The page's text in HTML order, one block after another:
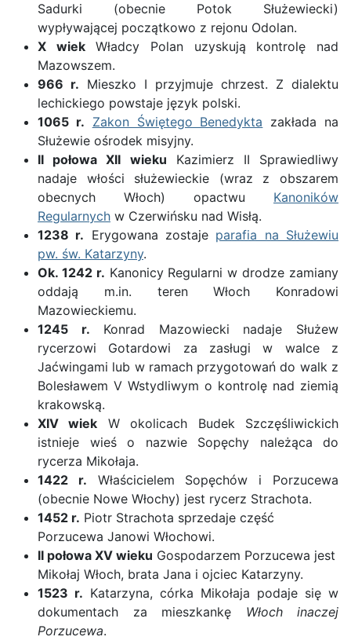
Sadurki (obecnie Potok Służewiecki)
wypływającej początkowo z rejonu Odolan.
X wiekWładcy Polan uzyskują kontrolę nad
Mazowszem.
966 r. Mieszko I przyjmuje chrzest. Z dialektu
lechickiego powstaje język polski.
1065 r. Zakon Świętego Benedykta zakłada na
Służewie ośrodek misyjny.
II połowa XII wieku Kazimierz II Sprawiedliwy
nadaje włości służewieckie (wraz z obszarem
obecnych Włoch) opactwu Kanoników
Regularnych w Czerwińsku nad Wisłą.
1238 r. Erygowana zostaje parafia na Służewiu
pw. św. Katarzyny.
Ok. 1242 r. Kanonicy Regularni w drodze zamiany
oddają m.in. teren Włoch Konradowi
Mazowieckiemu.
1245 r. Konrad Mazowiecki nadaje Służew
rycerzowi Gotardowi za zasługi w walce z
Jaćwingami lub w ramach przygotowań do walk z
Bolesławem V Wstydliwym o kontrolę nad ziemią
krakowską.
XIV wiek W okolicach Budek Szczęśliwickich
istnieje wieś o nazwie Sopęchy należąca do
rycerza Mikołaja.
1422 r. Właścicielem Sopęchów i Porzucewa
(obecnie Nowe Włochy) jest rycerz Strachota.
1452 r. Piotr Strachota sprzedaje część
Porzucewa Janowi Włochowi.
II połowa XV wieku Gospodarzem Porzucewa jest
Mikołaj Włoch, brata Jana i ojciec Katarzyny.
1523 r. Katarzyna, córka Mikołaja podaje się w
dokumentach za mieszkankę Włoch inaczej
Porzucewa.